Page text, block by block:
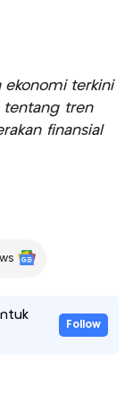
ekonomi terkini
tentang tren
finansial
Follow